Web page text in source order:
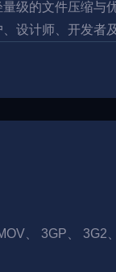
级的文件压缩与
设计师、开发者
、 3GP、 3G2